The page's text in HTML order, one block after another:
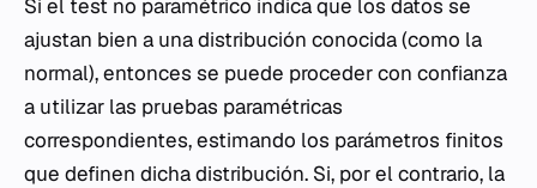
Si el test no paramétrico indica que los datos se
ajustan bien a una distribución conocida (como la
normal), entonces se puede proceder con confianza
a utilizar las pruebas paramétricas
correspondientes, estimando los parámetros finitos
que definen dicha distribución. Si, por el contrario, la